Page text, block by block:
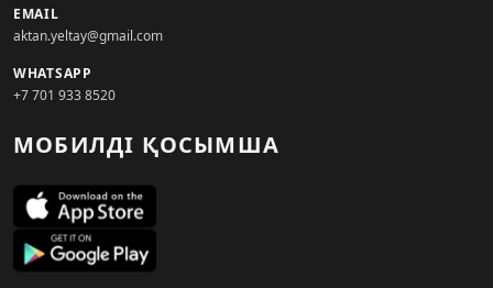
EMAIL
aktan.yeltay@gmail.com
WHATSAPP
+7 701 933 8520
МОБИЛДІ ҚОСЫМША